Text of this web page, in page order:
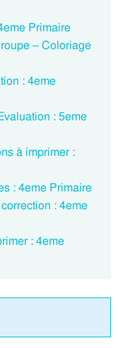
Primaire
– Coloriage
: 4eme
: 5eme
à imprimer :
: 4eme Primaire
: 4eme
: 4eme